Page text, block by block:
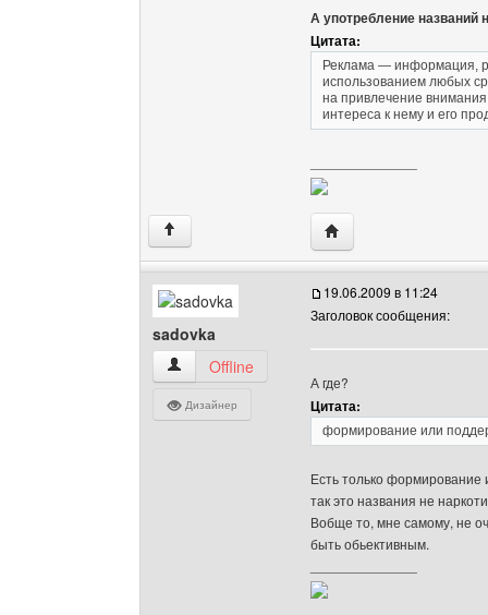
А употребление названий
Цитата:
Реклама — информация,
использованием любых
на привлечение
интереса к нему и его
↑ Посетить сайт
sadovka
sadovka Посмотреть профиль
Offline
Дизайнер
19.06.2009 в 11:24
Заголовок сообщения:
А где?
Цитата:
формирование или
Есть только
так это названия не
Вобще то, мне самому, не
быть обьективным.